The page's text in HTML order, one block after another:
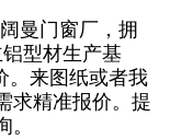
曼门窗厂，拥
型材生产基
。来图纸或者我
求精准报价。提